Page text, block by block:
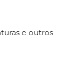
e outros